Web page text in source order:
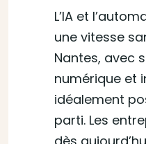
L’IA et
une vitesse
Nantes, avec
numérique et
idéalement
parti. Les